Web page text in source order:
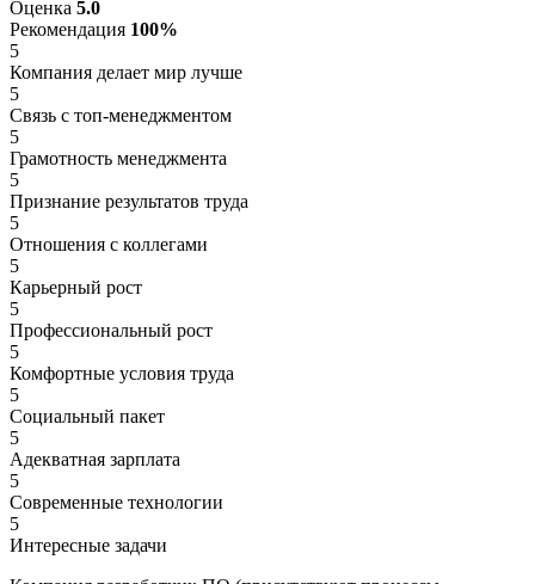
Оценка 5.0
Рекомендация 100%
5
Компания делает мир лучше
5
Связь с топ-менеджментом
5
Грамотность менеджмента
5
Признание результатов труда
5
Отношения с коллегами
5
Карьерный рост
5
Профессиональный рост
5
Комфортные условия труда
5
Социальный пакет
5
Адекватная зарплата
5
Современные технологии
5
Интересные задачи